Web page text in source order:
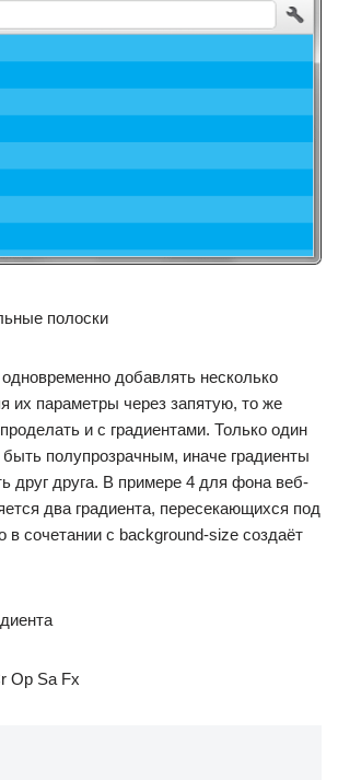
полоски
добавлять несколько
их параметры через запятую, то же
и с градиентами. Только один
полупрозрачным, иначе градиенты
друг друга. В примере 4 для фона веб-
два градиента, пересекающихся под
в сочетании с background-size создаёт
Op Sa Fx